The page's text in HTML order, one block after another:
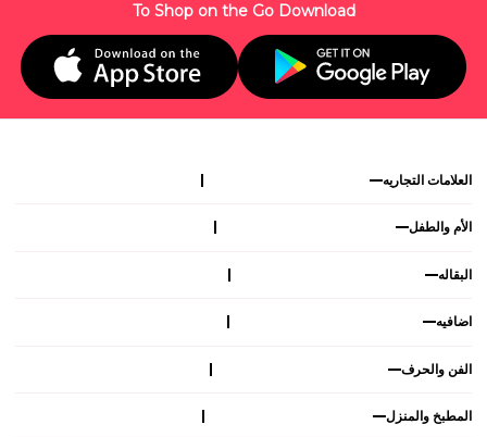
To Shop on the Go Download
العلامات التجاريه
الأم والطفل
البقاله
اضافيه
الفن والحرف
المطبخ والمنزل